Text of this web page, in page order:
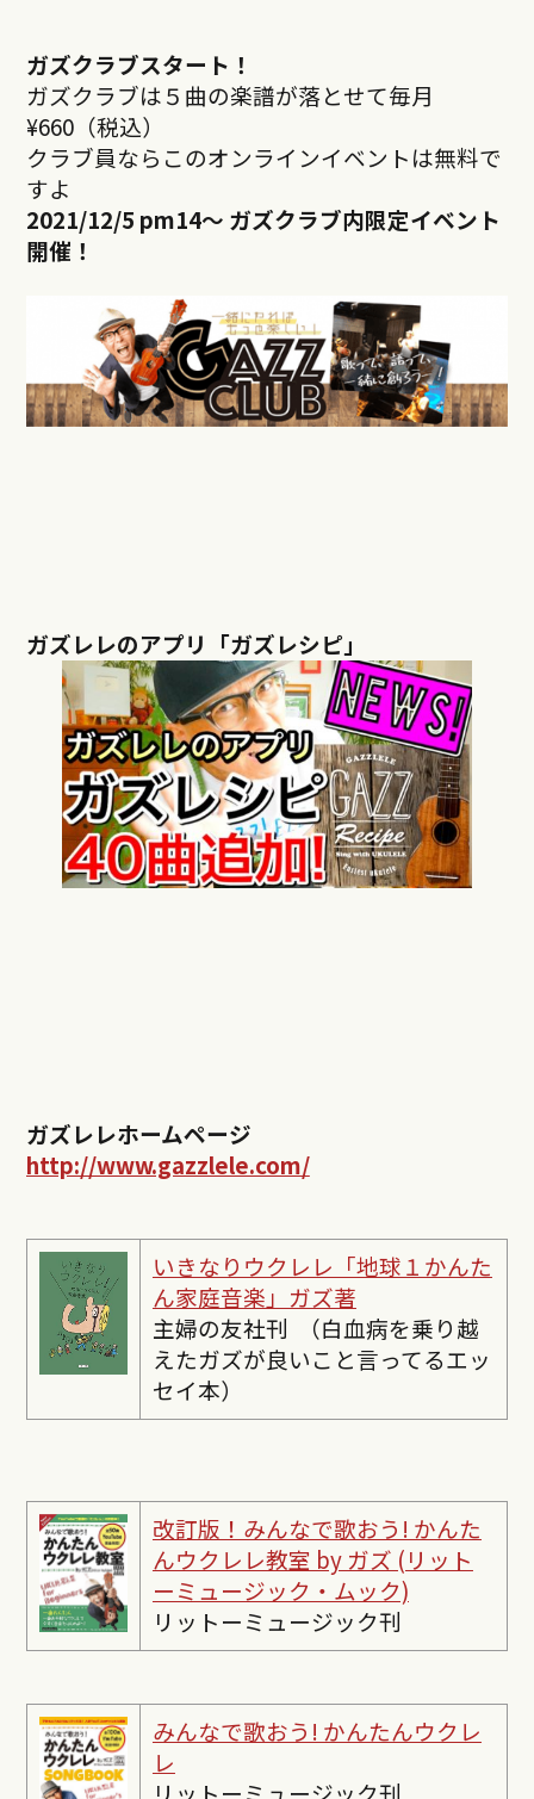
ガズクラブスタート！
ガズクラブは５曲の楽譜が落とせて毎月
¥660（税込）
クラブ員ならこのオンラインイベントは無料で
すよ
2021/12/5 pm14～ ガズクラブ内限定イベント
開催！
ガズレレのアプリ「ガズレシピ」
ガズレレホームページ
http://www.gazzlele.com/
いきなりウクレレ「地球１かんた
ん家庭音楽」ガズ著
主婦の友社刊 （白血病を乗り越
えたガズが良いこと言ってるエッ
セイ本）
改訂版！みんなで歌おう! かんた
んウクレレ教室 by ガズ (リット
ーミュージック・ムック)
リットーミュージック刊
みんなで歌おう! かんたんウクレ
レ
リットーミュージック刊